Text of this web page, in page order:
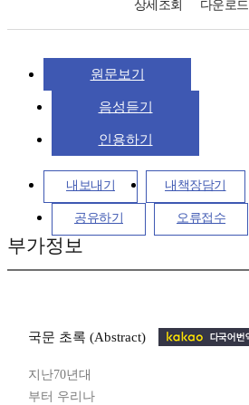
상세조회 다운로드
원문보기
음성듣기
인용하기
내보내기 내책장담기
공유하기 오류접수
부가정보
국문 초록 (Abstract)
지난70년대
부터 우리나